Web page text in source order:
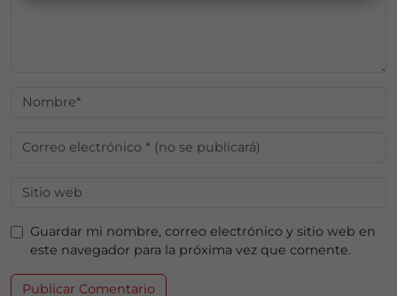
Guardar mi nombre, correo electrónico y sitio web en
este navegador para la próxima vez que comente.